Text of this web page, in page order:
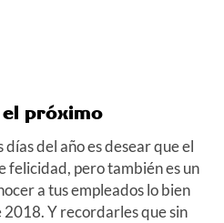
próximo
del año es desear que el
felicidad, pero también es un
a tus empleados lo bien
Y recordarles que sin